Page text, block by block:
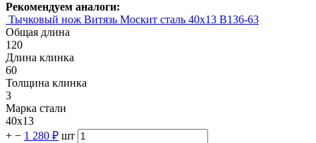
Рекомендуем аналоги:
Тычковый нож Витязь Москит сталь 40х13 B136-63
Общая длина
120
Длина клинка
60
Толщина клинка
3
Марка стали
40х13
+ − 1 280 ₽ шт